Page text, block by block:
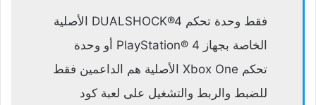
فقط وحدة تحكم DUALSHOCK®4 الأصلية
الخاصة بجهاز PlayStation® 4 أو وحدة
تحكم Xbox One الأصلية هم الداعمين فقط
للضبط والربط والتشغيل على لعبة كود